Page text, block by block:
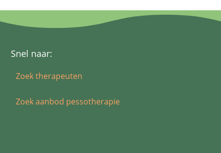
Snel naar:
Zoek therapeuten
Zoek aanbod pessotherapie